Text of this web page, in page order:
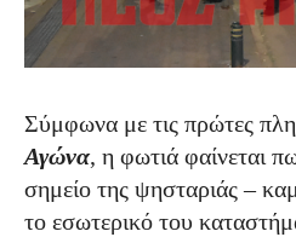
Σύμφωνα με τις πρώτες
Αγώνα, η φωτιά φαίνεται
σημείο της ψησταριάς –
το εσωτερικό του